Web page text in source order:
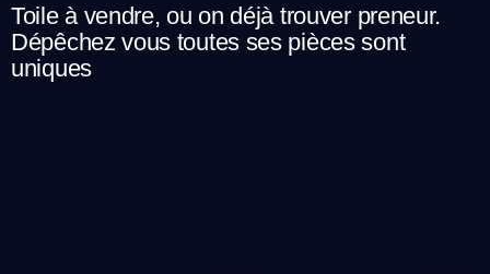
Toile à vendre, ou on déjà trouver preneur.
Dépêchez vous toutes ses pièces sont
uniques